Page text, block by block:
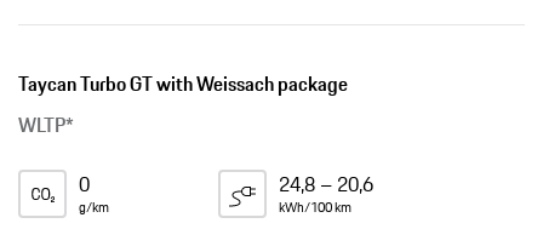
Taycan Turbo GT with Weissach package
WLTP*
0
g/km
24,8 – 20,6
kWh/100 km